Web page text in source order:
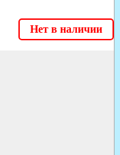
Нет в наличии